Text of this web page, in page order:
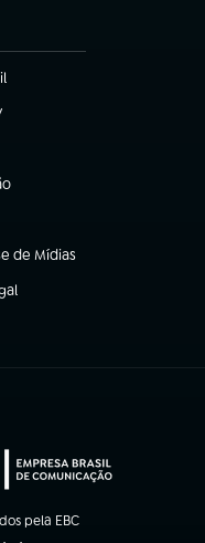
aba)
aba)
aba)
de Mídias
aba)
pela EBC